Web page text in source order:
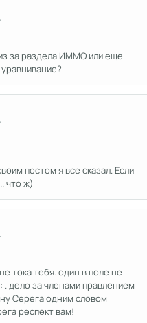
за раздела ИММО или еще
постом я все сказал. Если
что ж)
тока тебя. один в поле не
. дело за членами правлением
Серега одним словом
респект вам!